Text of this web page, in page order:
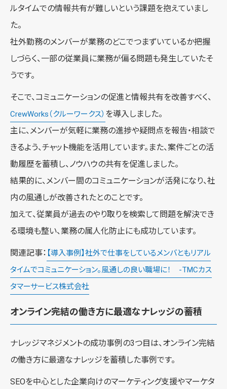
ルタイムでの情報共有が難しいという課題を抱えていまし
た。
社外勤務のメンバーが業務のどこでつまずいているか把握
しづらく、一部の従業員に業務が偏る問題も発生していたそ
うです。
そこで、コミュニケーションの促進と情報共有を改善すべく、
CrewWorks（クルーワークス） を導入しました。
主に、メンバーが気軽に業務の進捗や疑問点を報告・相談で
きるよう、チャット機能を活用しています。また、案件ごとの活
動履歴を蓄積し、ノウハウの共有を促進しました。
結果的に、メンバー間のコミュニケーションが活発になり、社
内の風通しが改善されたとのことです。
加えて、従業員が過去のやり取りを検索して問題を解決でき
る環境も整い、業務の属人化防止にも成功しています。
関連記事： 【導入事例】社外で仕事をしているメンバともリアル
タイムでコミュニケーション。風通しの良い職場に！ -TMCカス
タマーサービス株式会社
オンライン完結の働き方に最適なナレッジの蓄積
ナレッジマネジメントの成功事例の3つ目は、オンライン完結
の働き方に最適なナレッジを蓄積した事例です。
SEOを中心とした企業向けのマーケティング支援やマーケタ